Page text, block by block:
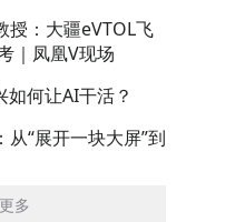
授：大疆eVTOL飞
｜凤凰V现场
何让AI干活？
“展开一块大屏”到
多